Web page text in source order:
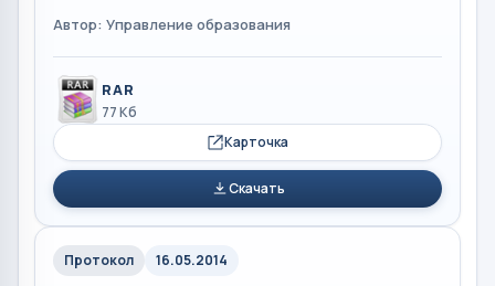
Автор: Управление образования
RAR
77 Кб
Карточка
Скачать
Протокол 16.05.2014